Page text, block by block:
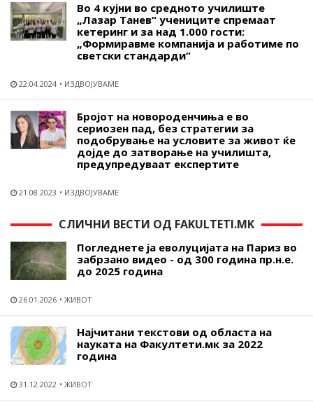
Во 4 кујни во средното училиште
„Лазар Танев“ учениците спремаат
кетеринг и за над 1.000 гости:
„Формиравме компанија и работиме по
светски стандарди“
22.04.2024 ИЗДВОЈУВАМЕ
Бројот на новороденчиња е во
сериозен пад, без стратегии за
подобрување на условите за живот ќе
дојде до затворање на училишта,
предупредуваат експертите
21.08.2023 ИЗДВОЈУВАМЕ
СЛИЧНИ ВЕСТИ ОД FAKULTETI.MK
Погледнете ја еволуцијата на Париз во
забрзано видео - од 300 година пр.н.е.
до 2025 година
26.01.2026 ЖИВОТ
Најчитани текстови од областа на
науката на Факултети.мк за 2022
година
31.12.2022 ЖИВОТ